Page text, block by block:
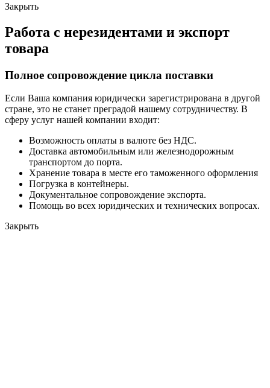
Закрыть
Работа с нерезидентами и экспорт
товара
Полное сопровождение цикла поставки
Если Ваша компания юридически зарегистрирована в другой
стране, это не станет преградой нашему сотрудничеству. В
сферу услуг нашей компании входит:
Возможность оплаты в валюте без НДС.
Доставка автомобильным или железнодорожным
транспортом до порта.
Хранение товара в месте его таможенного оформления
Погрузка в контейнеры.
Документальное сопровождение экспорта.
Помощь во всех юридических и технических вопросах.
Закрыть